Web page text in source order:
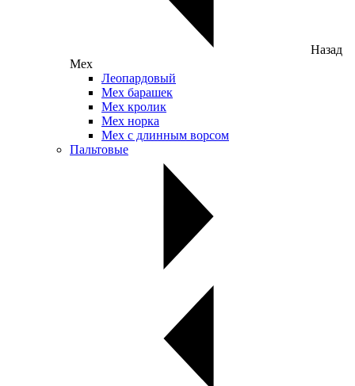
Назад
Мех
Леопардовый
Мех барашек
Мех кролик
Мех норка
Мех с длинным ворсом
Пальтовые